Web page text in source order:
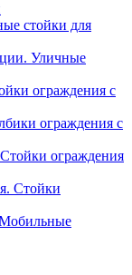
стойки для
Уличные
ограждения с
ограждения с
ограждения
Стойки